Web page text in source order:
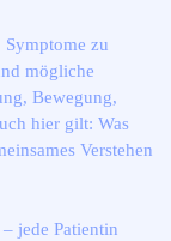
zu
mögliche
Bewegung,
hier gilt: Was
Verstehen
jede Patientin